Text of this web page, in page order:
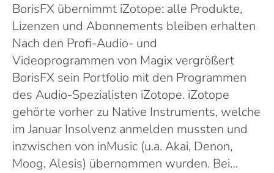
BorisFX übernimmt iZotope: alle Produkte,
Lizenzen und Abonnements bleiben erhalten
Nach den Profi-Audio- und
Videoprogrammen von Magix vergrößert
BorisFX sein Portfolio mit den Programmen
des Audio-Spezialisten iZotope. iZotope
gehörte vorher zu Native Instruments, welche
im Januar Insolvenz anmelden mussten und
inzwischen von inMusic (u.a. Akai, Denon,
Moog, Alesis) übernommen wurden. Bei…